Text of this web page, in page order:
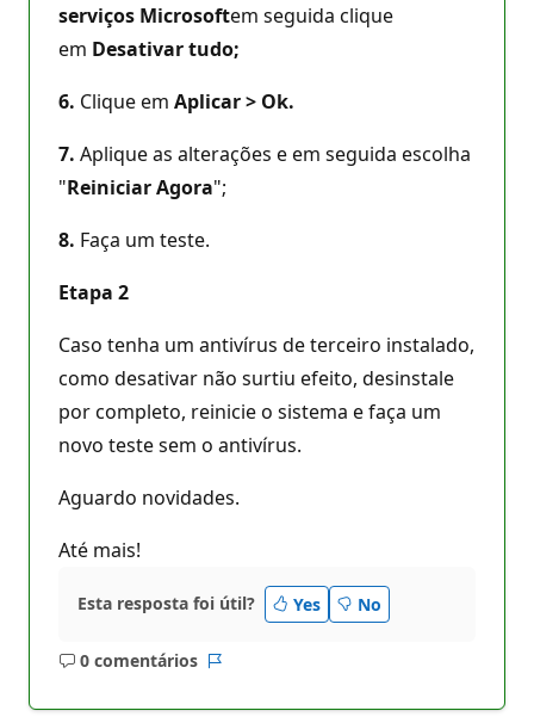
serviços Microsoftem seguida clique
em Desativar tudo;
6. Clique em Aplicar > Ok.
7. Aplique as alterações e em seguida escolha
"Reiniciar Agora";
8. Faça um teste.
Etapa 2
Caso tenha um antivírus de terceiro instalado,
como desativar não surtiu efeito, desinstale
por completo, reinicie o sistema e faça um
novo teste sem o antivírus.
Aguardo novidades.
Até mais!
Esta resposta foi útil? Yes No
0 comentários
Sem